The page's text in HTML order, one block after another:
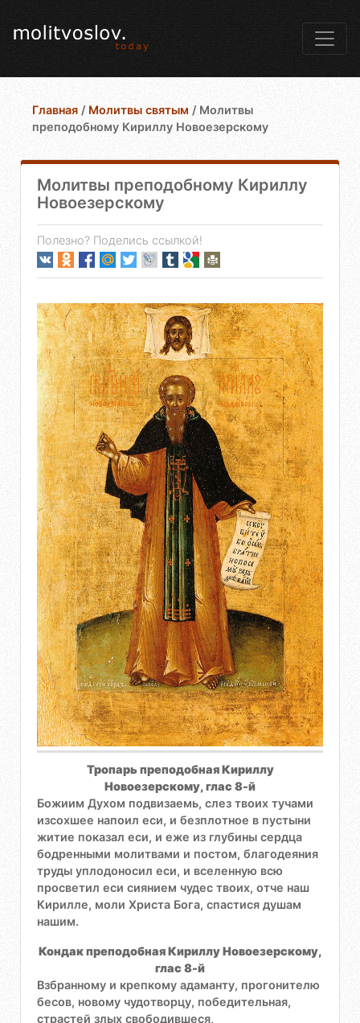
Главная / Молитвы святым / Молитвы
преподобному Кириллу Новоезерскому
Молитвы преподобному Кириллу
Новоезерскому
Полезно? Поделись ссылкой!
Тропарь преподобная Кириллу
Новоезерскому, глас 8-й
Божиим Духом подвизаемь, слез твоих тучами
изсохшее напоил еси, и безплотное в пустыни
житие показал еси, и еже из глубины сердца
бодренными молитвами и постом, благодеяния
труды уплодоносил еси, и вселенную всю
просветил еси сиянием чудес твоих, отче наш
Кирилле, моли Христа Бога, спастися душам
нашим.
Кондак преподобная Кириллу Новоезерскому,
глас 8-й
Взбранному и крепкому адаманту, прогонителю
бесов, новому чудотворцу, победительная,
страстей злых свободившеся,